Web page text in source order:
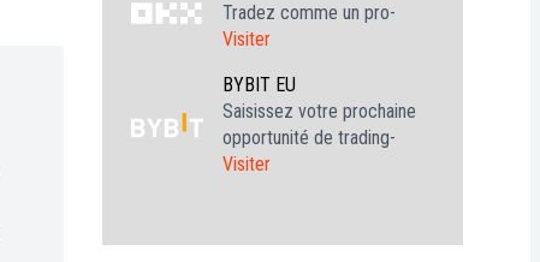
Tradez comme un pro-
Visiter
BYBIT EU
Saisissez votre prochaine
opportunité de trading-
Visiter